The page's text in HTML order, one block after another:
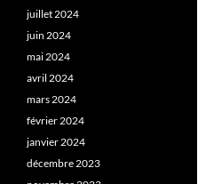
juillet 2024
juin 2024
mai 2024
avril 2024
mars 2024
février 2024
janvier 2024
décembre 2023